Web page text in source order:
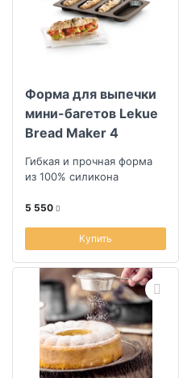
Форма для выпечки
мини-багетов Lekue
Bread Maker 4
Гибкая и прочная форма
из 100% силикона
5 550
Купить